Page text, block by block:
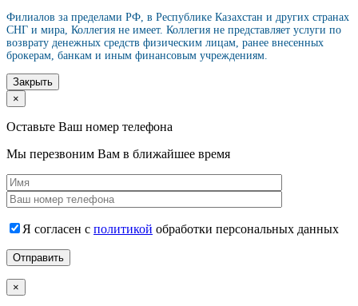
Филиалов за пределами РФ, в Республике Казахстан и других странах
СНГ и мира, Коллегия не имеет. Коллегия не представляет услуги по
возврату денежных средств физическим лицам, ранее внесенных
брокерам, банкам и иным финансовым учреждениям.
Закрыть
×
Оставьте Ваш номер телефона
Мы перезвоним Вам в ближайшее время
Я согласен с политикой обработки персональных данных
×